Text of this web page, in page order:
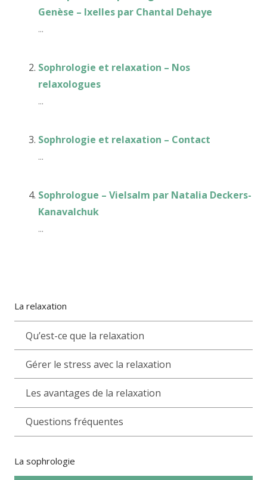
La relaxation
Qu’est-ce que la relaxation
Gérer le stress avec la relaxation
Les avantages de la relaxation
Questions fréquentes
La sophrologie
Genèse – Ixelles par Chantal Dehaye
...
Sophrologie et relaxation – Nos
relaxologues
...
Sophrologie et relaxation – Contact
...
Sophrologue – Vielsalm par Natalia Deckers-
Kanavalchuk
...